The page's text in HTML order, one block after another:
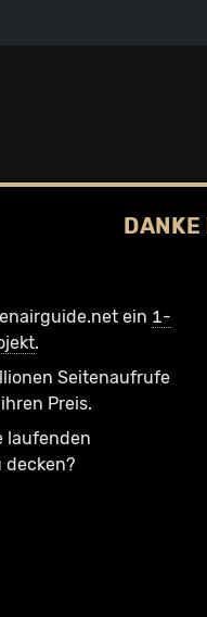
DANKE
ein 1-
.
Seiten­aufrufe
Preis.
laufenden
decken?